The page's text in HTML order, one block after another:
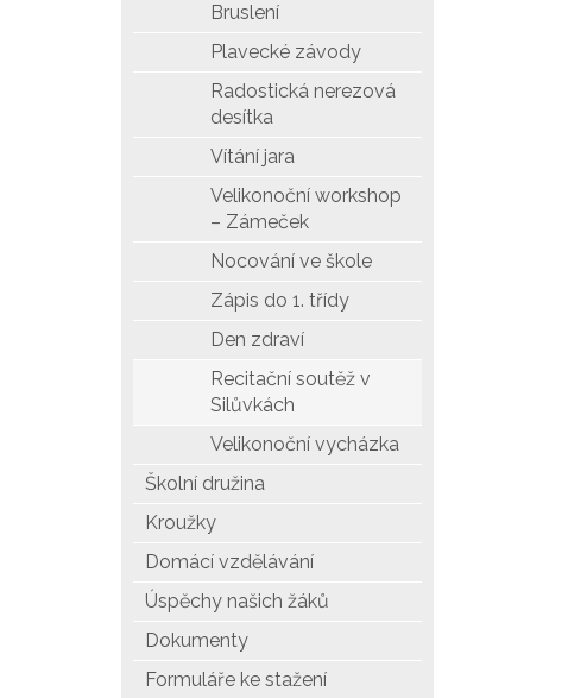
Bruslení
Plavecké závody
Radostická nerezová
desítka
Vítání jara
Velikonoční workshop
– Zámeček
Nocování ve škole
Zápis do 1. třídy
Den zdraví
Recitační soutěž v
Silůvkách
Velikonoční vycházka
Školní družina
Kroužky
Domácí vzdělávání
Úspěchy našich žáků
Dokumenty
Formuláře ke stažení